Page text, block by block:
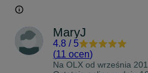
MaryJ
4.8 / 5
(11 ocen)
Na OLX od września